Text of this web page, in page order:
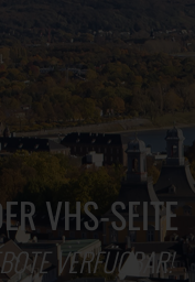
VHS-SEITE
VERFÜGBAR!